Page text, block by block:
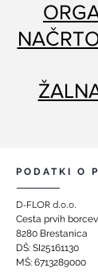
PODATKI O
D-FLOR d.o.o.
Cesta prvih borcev
8280 Brestanica
DŠ: SI25161130
MŠ: 6713289000